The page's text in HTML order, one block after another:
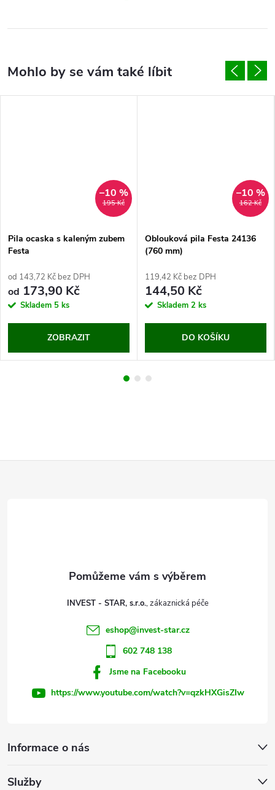
195 Kč
–10 %
Pila ocaska s kaleným zubem
Festa
od 143,72 Kč bez DPH
od 173,90 Kč
Skladem 5 ks
ZOBRAZIT
162 Kč
–10 %
Oblouková pila Festa 24136
(760 mm)
119,42 Kč bez DPH
144,50 Kč
Skladem 2 ks
DO KOŠÍKU
Informace o nás
Služby
INVEST - STAR, s.r.o.
eshop@invest-star.cz
602 748 138
Jsme na Facebooku
https://www.youtube.com/watch?v=qzkHXGisZIw